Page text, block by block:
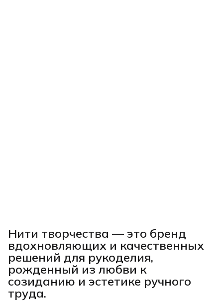
Нити творчества — это бренд
вдохновляющих и качественных
решений для рукоделия,
рожденный из любви к
созиданию и эстетике ручного
труда.